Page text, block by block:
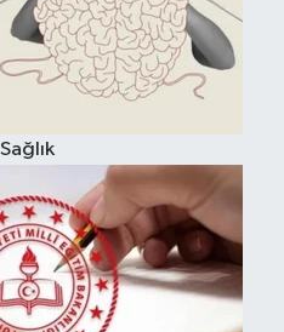
Sağlık